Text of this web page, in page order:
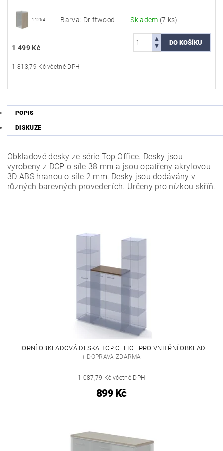
11264 Barva: Driftwood Skladem (7 ks)
1 499 Kč
1 813,79 Kč včetně DPH
POPIS
DISKUZE
Obkladové desky ze série Top Office. Desky jsou
vyrobeny z DCP o síle 38 mm a jsou opatřeny akrylovou
3D ABS hranou o síle 2 mm. Desky jsou dodávány v
různých barevných provedeních. Určeny pro nízkou skříň.
HORNÍ OBKLADOVÁ DESKA TOP OFFICE PRO VNITŘNÍ OBKLAD
+ DOPRAVA ZDARMA
1 087,79 Kč včetně DPH
899 Kč